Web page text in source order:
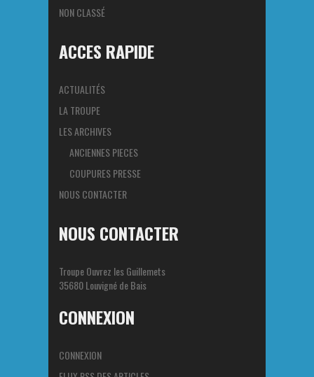
NON CLASSÉ
ACCES RAPIDE
ACTUALITÉS
LA TROUPE
LES ARCHIVES
ANCIENNES PIECES
COUPURES PRESSE
NOUS CONTACTER
NOUS CONTACTER
Troupe Ouvrez les Guillemets
35680 Louvigné de Bais
CONNEXION
CONNEXION